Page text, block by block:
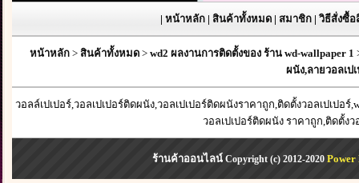
| หน้าหลัก | สินค้าทั้งหมด | สมาชิก | วิธีสั่งซื้
หน้าหลัก > สินค้าทั้งหมด > wd2 ผลงานการติดตั้งของ ร้าน wd-wallpaper 1
ผนัง,ลายวอลเป
วอลล์เปเปอร์,วอลเปเปอร์ติดผนัง,วอลเปเปอร์ติดผนังราคาถูก,ติดตั้งวอลเปเป
วอลเปเปอร์ติดผนัง ราคาถูก,ติดตั้ง
ร้านค้าออนไลน์Copyright (c) 2012-2020 Power